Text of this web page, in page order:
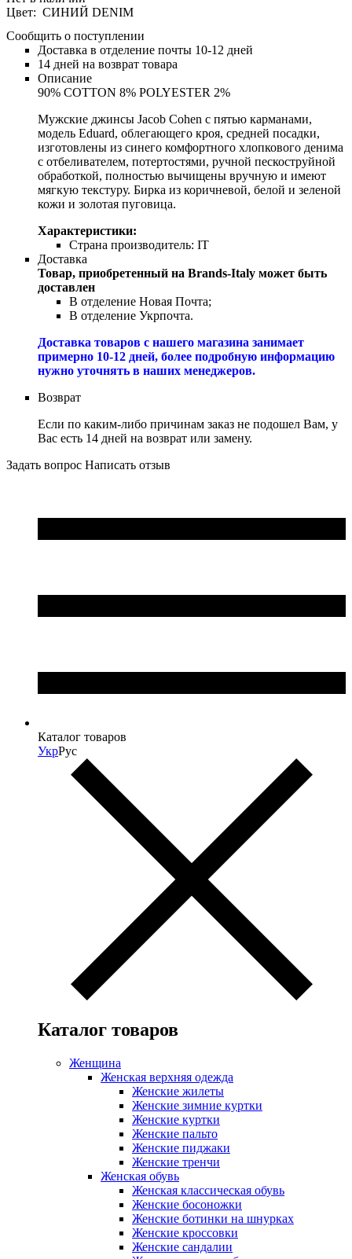
Цвет: СИНИЙ DENIM
Сообщить о поступлении
Доставка в отделение почты 10-12 дней
14 дней на возврат товара
Описание
90% COTTON 8% POLYESTER 2%
Мужские джинсы Jacob Cohen с пятью карманами,
модель Eduard, облегающего кроя, средней посадки,
изготовлены из синего комфортного хлопкового денима
с отбеливателем, потертостями, ручной пескоструйной
обработкой, полностью вычищены вручную и имеют
мягкую текстуру. Бирка из коричневой, белой и зеленой
кожи и золотая пуговица.
Характеристики:
Страна производитель: IT
Доставка
Товар, приобретенный на Brands-Italy может быть
доставлен
В отделение Новая Почта;
В отделение Укрпочта.
Доставка товаров с нашего магазина занимает
примерно 10-12 дней, более подробную информацию
нужно уточнять в наших менеджеров.
Возврат
Если по каким-либо причинам заказ не подошел Вам, у
Вас есть 14 дней на возврат или замену.
Задать вопрос Написать отзыв
Каталог товаров
УкрРус
Каталог товаров
Женщина
Женская верхняя одежда
Женские жилеты
Женские зимние куртки
Женские куртки
Женские пальто
Женские пиджаки
Женские тренчи
Женская обувь
Женская классическая обувь
Женские босоножки
Женские ботинки на шнурках
Женские кроссовки
Женские сандалии